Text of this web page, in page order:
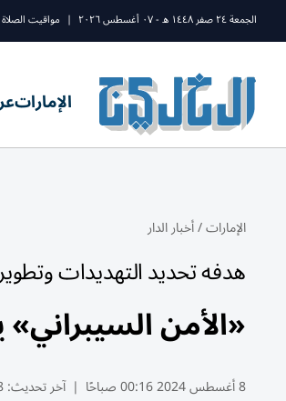
الجمعة ٢٤ صفر ١٤٤٨ ه - ٠٧ أغسطس ٢٠٢٦ | مواقيت الصلاة
الإمارات
الإمارات/أخبار الدار
هدفه تحديد التهديدات
«الأمن
8 أغسطس 2024 00:16 صباحًا | آخر تحديث:8